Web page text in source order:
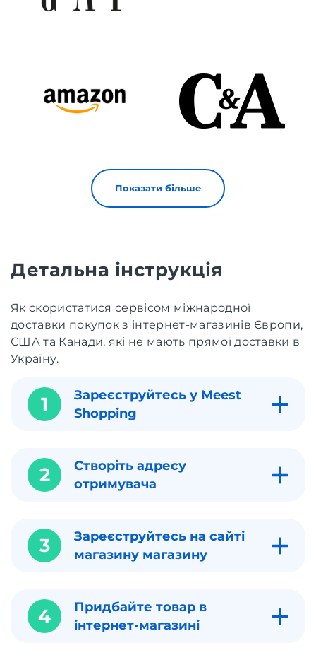
Показати більше
Детальна інструкція
Як скористатися сервісом міжнародної
доставки покупок з інтернет-магазинів Європи,
США та Канади, які не мають прямої доставки в
Україну.
1
Зареєструйтесь у Meest
Shopping
2
Створіть адресу
отримувача
3
Зареєструйтесь на сайті
магазину магазину
4
Придбайте товар в
інтернет-магазині